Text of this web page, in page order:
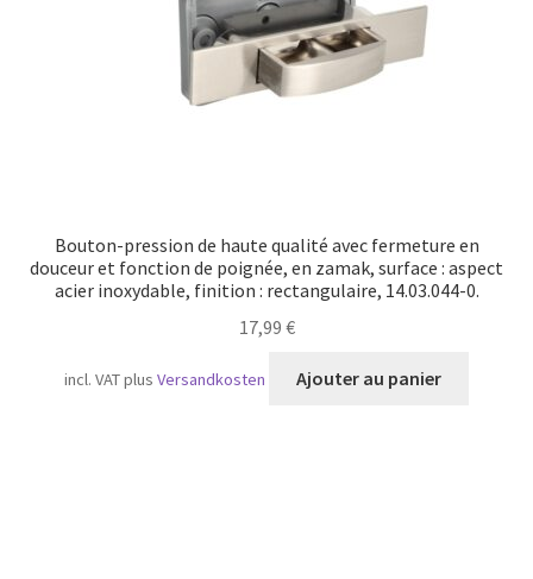
Bouton-pression de haute qualité avec fermeture en
douceur et fonction de poignée, en zamak, surface : aspect
acier inoxydable, finition : rectangulaire, 14.03.044-0.
17,99 €
incl. VATplusVersandkosten Ajouter au panier